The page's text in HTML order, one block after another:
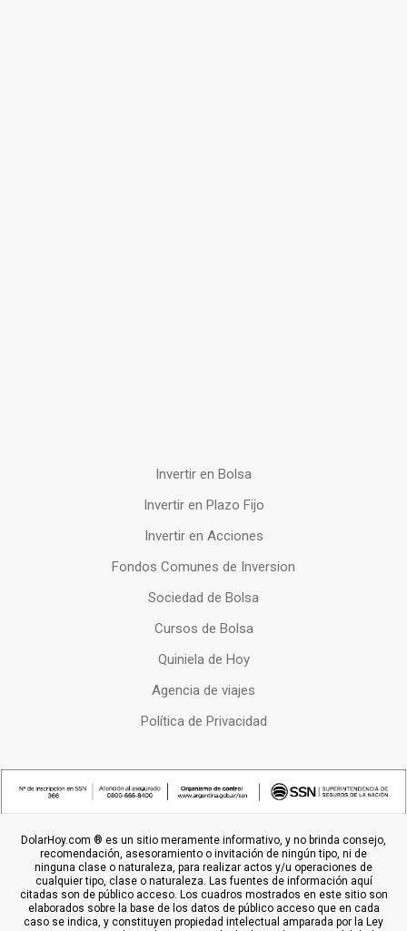
Invertir en Bolsa
Invertir en Plazo Fijo
Invertir en Acciones
Fondos Comunes de Inversion
Sociedad de Bolsa
Cursos de Bolsa
Quiniela de Hoy
Agencia de viajes
Política de Privacidad
DolarHoy.com ® es un sitio meramente informativo, y no brinda consejo,
recomendación, asesoramiento o invitación de ningún tipo, ni de
ninguna clase o naturaleza, para realizar actos y/u operaciones de
cualquier tipo, clase o naturaleza. Las fuentes de información aquí
citadas son de público acceso. Los cuadros mostrados en este sitio son
elaborados sobre la base de los datos de público acceso que en cada
caso se indica, y constituyen propiedad intelectual amparada por la Ley